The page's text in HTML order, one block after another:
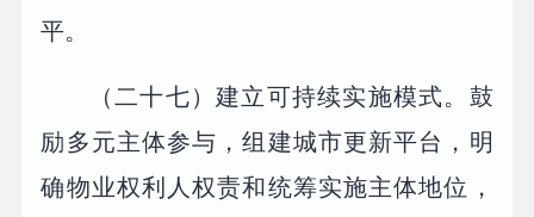
平。
（二十七）建立可持续实施模式。鼓
励多元主体参与，组建城市更新平台，明
确物业权利人权责和统筹实施主体地位，